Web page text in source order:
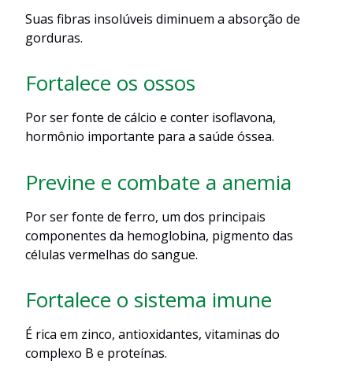
Suas fibras insolúveis diminuem a absorção de
gorduras.
Fortalece os ossos
Por ser fonte de cálcio e conter isoflavona,
hormônio importante para a saúde óssea.
Previne e combate a anemia
Por ser fonte de ferro, um dos principais
componentes da hemoglobina, pigmento das
células vermelhas do sangue.
Fortalece o sistema imune
É rica em zinco, antioxidantes, vitaminas do
complexo B e proteínas.